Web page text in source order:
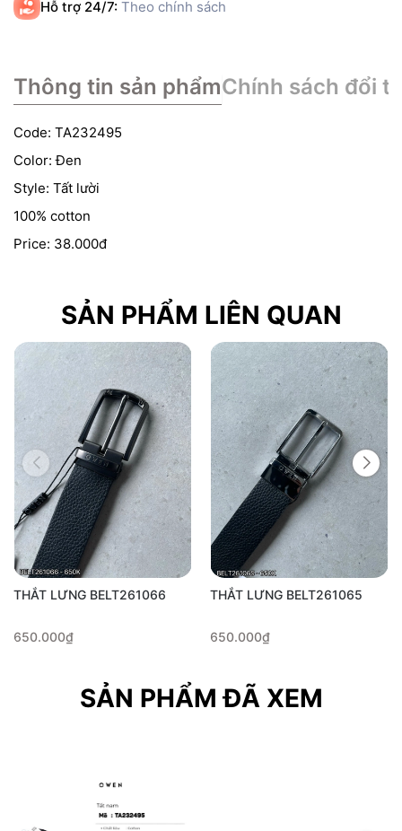
Hỗ trợ 24/7: Theo chính sách
Thông tin sản phẩmChính sách đổi
Code: TA232495
Color: Đen
Style: Tất lười
100% cotton
Price: 38.000đ
SẢN PHẨM LIÊN QUAN
THẮT LƯNG BELT261066
650.000₫
THẮT LƯNG BELT261065
650.000₫
SẢN PHẨM ĐÃ XEM